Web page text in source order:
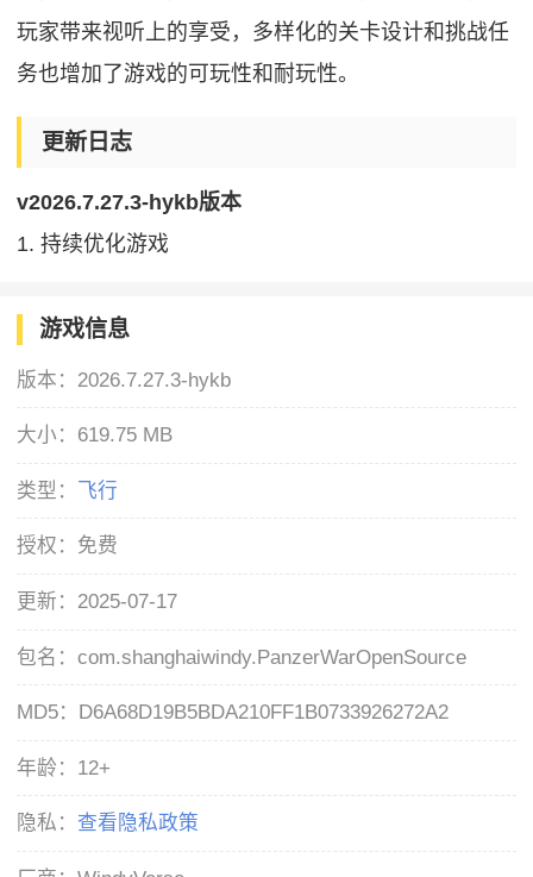
玩家带来视听上的享受，多样化的关卡设计和挑战任
务也增加了游戏的可玩性和耐玩性。
更新日志
v2026.7.27.3-hykb版本
1. 持续优化游戏
游戏信息
版本： 2026.7.27.3-hykb
大小： 619.75 MB
类型： 飞行
授权： 免费
更新： 2025-07-17
包名：com.shanghaiwindy.PanzerWarOpenSource
MD5： D6A68D19B5BDA210FF1B0733926272A2
年龄： 12+
隐私： 查看隐私政策